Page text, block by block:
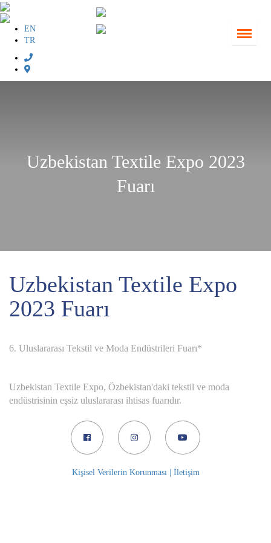
EN
TR
Uzbekistan Textile Expo 2023
Fuarı
Uzbekistan Textile Expo
2023 Fuarı
6. Uluslararası Tekstil ve Moda Endüstrileri Fuarı*
Uzbekistan Textile Expo, Özbekistan'daki tekstil ve moda
endüstrisinin eşsiz uluslararası ihtisas fuarıdır.
Kişisel Verilerin Korunması | İletişim